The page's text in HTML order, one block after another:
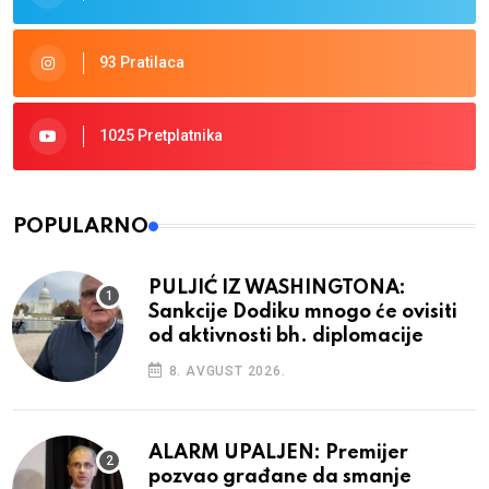
93 Pratilaca
1025 Pretplatnika
POPULARNO
PULJIĆ IZ WASHINGTONA:
Sankcije Dodiku mnogo će ovisiti
od aktivnosti bh. diplomacije
8. AVGUST 2026.
ALARM UPALJEN: Premijer
pozvao građane da smanje